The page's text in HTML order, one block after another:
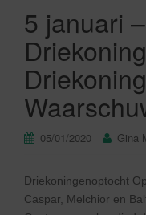
5 januari –
05/01/2020 Gina
Driekoningenoptocht
Caspar, Melchior en